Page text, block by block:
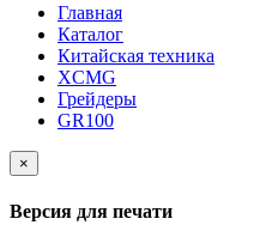
Главная
Каталог
Китайская техника
XCMG
Грейдеры
GR100
×
Версия для печати